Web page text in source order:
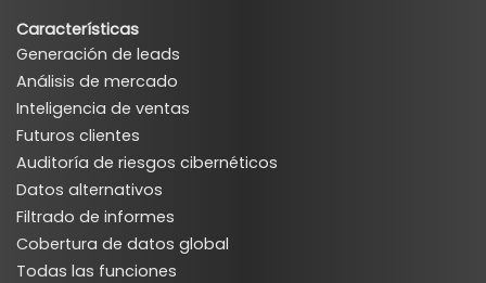
Características
Generación de leads
Análisis de mercado
Inteligencia de ventas
Futuros clientes
Auditoría de riesgos cibernéticos
Datos alternativos
Filtrado de informes
Cobertura de datos global
Todas las funciones